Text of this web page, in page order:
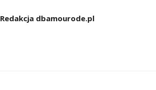
Redakcja dbamourode.pl